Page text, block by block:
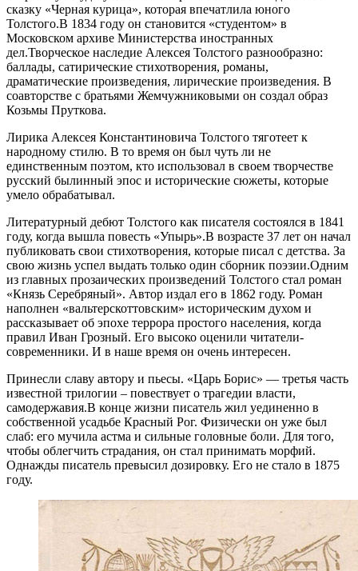
сказку «Черная курица», которая впечатлила юного
Толстого.В 1834 году он становится «студентом» в
Московском архиве Министерства иностранных
дел.Творческое наследие Алексея Толстого разнообразно:
баллады, сатирические стихотворения, романы,
драматические произведения, лирические произведения. В
соавторстве с братьями Жемчужниковыми он создал образ
Козьмы Пруткова.
Лирика Алексея Константиновича Толстого тяготеет к
народному стилю. В то время он был чуть ли не
единственным поэтом, кто использовал в своем творчестве
русский былинный эпос и исторические сюжеты, которые
умело обрабатывал.
Литературный дебют Толстого как писателя состоялся в 1841
году, когда вышла повесть «Упырь».В возрасте 37 лет он начал
публиковать свои стихотворения, которые писал с детства. За
свою жизнь успел выдать только один сборник поэзии.Одним
из главных прозаических произведений Толстого стал роман
«Князь Серебряный». Автор издал его в 1862 году. Роман
наполнен «вальтерскоттовским» историческим духом и
рассказывает об эпохе террора простого населения, когда
правил Иван Грозный. Его высоко оценили читатели-
современники. И в наше время он очень интересен.
Принесли славу автору и пьесы. «Царь Борис» — третья часть
известной трилогии – повествует о трагедии власти,
самодержавия.В конце жизни писатель жил уединенно в
собственной усадьбе Красный Рог. Физически он уже был
слаб: его мучила астма и сильные головные боли. Для того,
чтобы облегчить страдания, он стал принимать морфий.
Однажды писатель превысил дозировку. Его не стало в 1875
году.